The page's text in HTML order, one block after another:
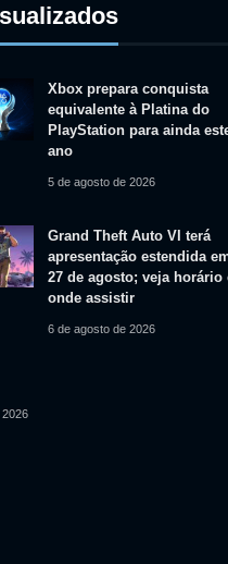
Xbox prepara conquista
equivalente à Platina do
PlayStation para ainda
ano
5 de agosto de 2026
Grand Theft Auto VI terá
apresentação estendida
27 de agosto; veja horário
onde assistir
6 de agosto de 2026